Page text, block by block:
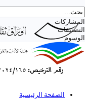
المشاركات
التصنيفات
الوسوم
الصفحة الرئيسية